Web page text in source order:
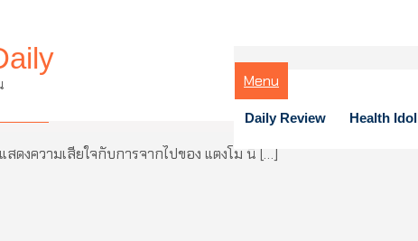
Menu
Daily Review Health Idol
สียใจกับการจากไปของ แตงโม นิดา
ดงความเสียใจกับการจากไปของ แตงโม นิ […]